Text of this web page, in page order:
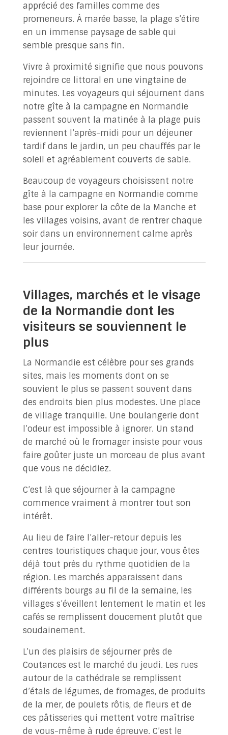
apprécié des familles comme des
promeneurs. À marée basse, la plage s’étire
en un immense paysage de sable qui
semble presque sans fin.
Vivre à proximité signifie que nous pouvons
rejoindre ce littoral en une vingtaine de
minutes. Les voyageurs qui séjournent dans
notre gîte à la campagne en Normandie
passent souvent la matinée à la plage puis
reviennent l’après-midi pour un déjeuner
tardif dans le jardin, un peu chauffés par le
soleil et agréablement couverts de sable.
Beaucoup de voyageurs choisissent notre
gîte à la campagne en Normandie comme
base pour explorer la côte de la Manche et
les villages voisins, avant de rentrer chaque
soir dans un environnement calme après
leur journée.
Villages, marchés et le visage
de la Normandie dont les
visiteurs se souviennent le
plus
La Normandie est célèbre pour ses grands
sites, mais les moments dont on se
souvient le plus se passent souvent dans
des endroits bien plus modestes. Une place
de village tranquille. Une boulangerie dont
l’odeur est impossible à ignorer. Un stand
de marché où le fromager insiste pour vous
faire goûter juste un morceau de plus avant
que vous ne décidiez.
C’est là que séjourner à la campagne
commence vraiment à montrer tout son
intérêt.
Au lieu de faire l’aller-retour depuis les
centres touristiques chaque jour, vous êtes
déjà tout près du rythme quotidien de la
région. Les marchés apparaissent dans
différents bourgs au fil de la semaine, les
villages s’éveillent lentement le matin et les
cafés se remplissent doucement plutôt que
soudainement.
L’un des plaisirs de séjourner près de
Coutances est le marché du jeudi. Les rues
autour de la cathédrale se remplissent
d’étals de légumes, de fromages, de produits
de la mer, de poulets rôtis, de fleurs et de
ces pâtisseries qui mettent votre maîtrise
de vous-même à rude épreuve. C’est le